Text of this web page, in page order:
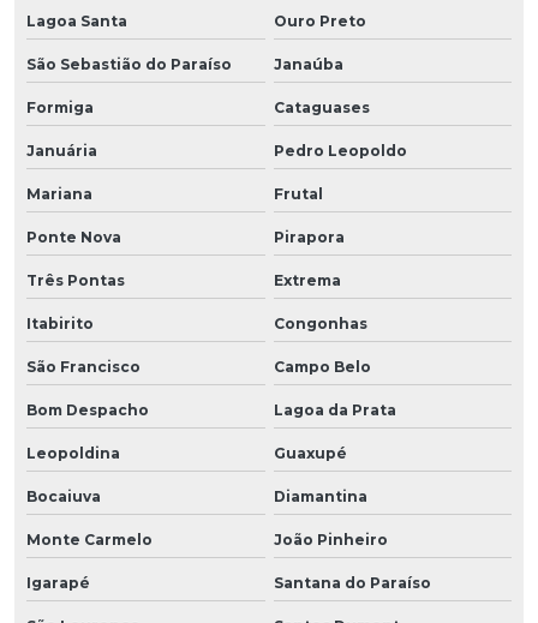
Lagoa Santa Ouro Preto
São Sebastião do Paraíso Janaúba
Formiga Cataguases
Januária Pedro Leopoldo
Mariana Frutal
Ponte Nova Pirapora
Três Pontas Extrema
Itabirito Congonhas
São Francisco Campo Belo
Bom Despacho Lagoa da Prata
Leopoldina Guaxupé
Bocaiuva Diamantina
Monte Carmelo João Pinheiro
Igarapé Santana do Paraíso